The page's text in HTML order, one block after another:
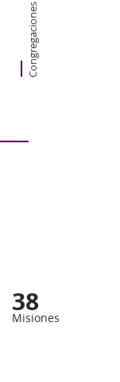
Congregaciones
38
Misiones